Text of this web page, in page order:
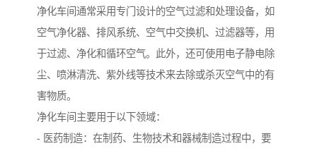
净化车间通常采用专门设计的空气过滤和处理设备，如
空气净化器、排风系统、空气中交换机、过滤器等，用
于过滤、净化和循环空气。此外，还可使用电子静电除
尘、喷淋清洗、紫外线等技术来去除或杀灭空气中的有
害物质。
净化车间主要用于以下领域：
- 医药制造：在制药、生物技术和器械制造过程中，要